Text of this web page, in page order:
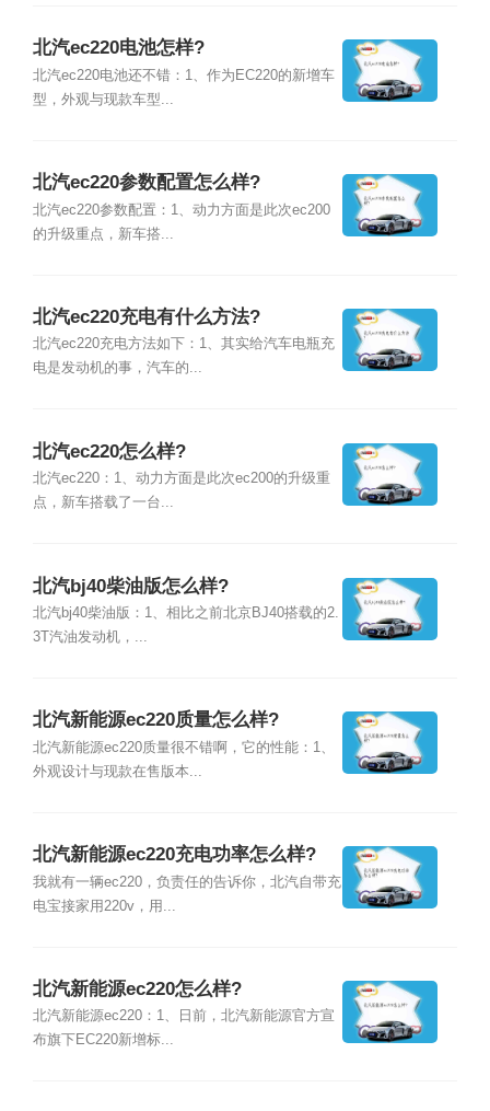
北汽ec220电池怎样?
北汽ec220电池还不错：1、作为EC220的新增车
型，外观与现款车型...
北汽ec220参数配置怎么样?
北汽ec220参数配置：1、动力方面是此次ec200
的升级重点，新车搭...
北汽ec220充电有什么方法?
北汽ec220充电方法如下：1、其实给汽车电瓶充
电是发动机的事，汽车的...
北汽ec220怎么样?
北汽ec220：1、动力方面是此次ec200的升级重
点，新车搭载了一台...
北汽bj40柴油版怎么样?
北汽bj40柴油版：1、相比之前北京BJ40搭载的2.
3T汽油发动机，...
北汽新能源ec220质量怎么样?
北汽新能源ec220质量很不错啊，它的性能：1、
外观设计与现款在售版本...
北汽新能源ec220充电功率怎么样?
我就有一辆ec220，负责任的告诉你，北汽自带充
电宝接家用220v，用...
北汽新能源ec220怎么样?
北汽新能源ec220：1、日前，北汽新能源官方宣
布旗下EC220新增标...